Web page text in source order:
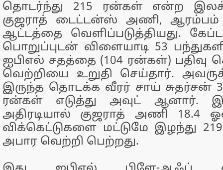
தொடர்ந்து 215 ரன்கள் என்ற
குஜராத் டைட்டன்ஸ் அணி, ஆரம்பம்
ஆட்டத்தை வெளிப்படுத்தியது.
பொறுப்புடன் விளையாடி 53
ஐபிஎல் சதத்தை (104 ரன்கள்) பதிவு
வெற்றியை உறுதி செய்தார்.
இருந்த தொடக்க வீரர் சாய் சுதர்சன்
ரன்கள் எடுத்து அவுட் ஆனார்.
அதிரடியால் குஜராத் அணி 18.4
விக்கெட்டுகளை மட்டுமே இழந்து
அபார வெற்றி பெற்றது.